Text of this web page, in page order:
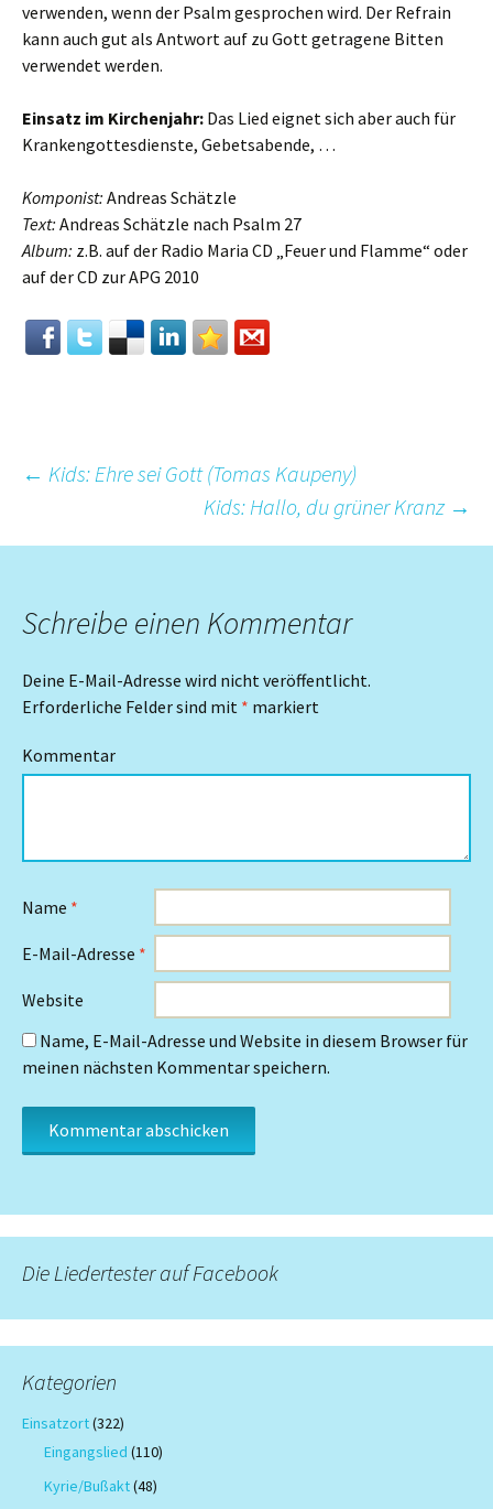
verwenden, wenn der Psalm gesprochen wird. Der Refrain
kann auch gut als Antwort auf zu Gott getragene Bitten
verwendet werden.
Einsatz im Kirchenjahr: Das Lied eignet sich aber auch für
Krankengottesdienste, Gebetsabende, …
Komponist: Andreas Schätzle
Text: Andreas Schätzle nach Psalm 27
Album: z.B. auf der Radio Maria CD „Feuer und Flamme“ oder
auf der CD zur APG 2010
Beitrags-
Navigation
← Kids: Ehre sei Gott (Tomas Kaupeny)
Kids: Hallo, du grüner Kranz →
Schreibe einen Kommentar
Deine E-Mail-Adresse wird nicht veröffentlicht.
Erforderliche Felder sind mit * markiert
Kommentar
Name *
E-Mail-Adresse *
Website
Name, E-Mail-Adresse und Website in diesem Browser für
meinen nächsten Kommentar speichern.
Die Liedertester auf Facebook
Kategorien
Einsatzort(322)
Eingangslied (110)
Kyrie/Bußakt(48)